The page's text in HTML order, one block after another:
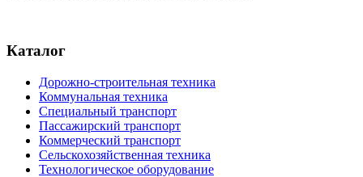
Каталог
Дорожно-строительная техника
Коммунальная техника
Специальный транспорт
Пассажирский транспорт
Коммерческий транспорт
Сельскохозяйственная техника
Технологическое оборудование